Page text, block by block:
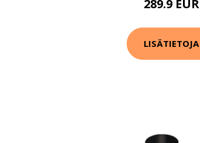
289.9 EUR
LISÄTIETOJA